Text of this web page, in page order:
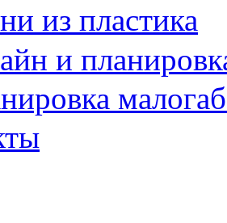
из пластика
и